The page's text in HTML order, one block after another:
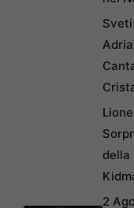
Sveti
della
2